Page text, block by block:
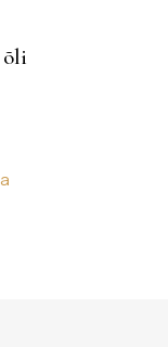
6,50 € kuni
tootel on mitu